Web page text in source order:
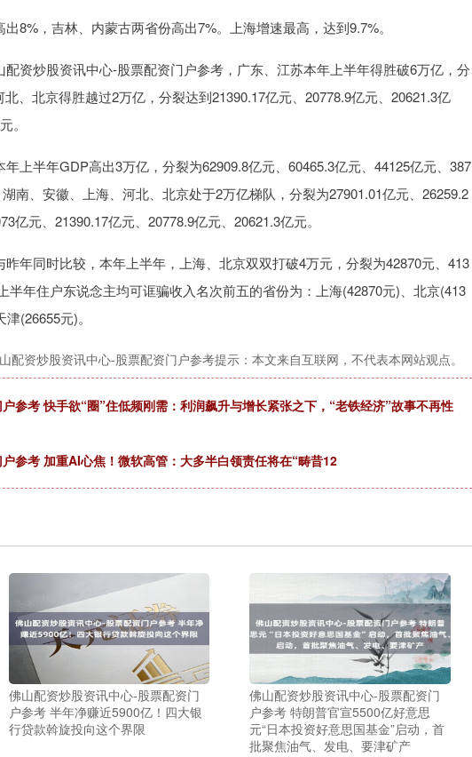
8%，吉林、内蒙古两省份高出7%。上海增速最高，达到9.7%。
资炒股资讯中心-股票配资门户参考，广东、江苏本年上半年得胜破6万亿，分
、北京得胜越过2万亿，分裂达到21390.17亿元、20778.9亿元、20621.3亿
。
上半年GDP高出3万亿，分裂为62909.8亿元、60465.3亿元、44125亿元、387
南、安徽、上海、河北、北京处于2万亿梯队，分裂为27901.01亿元、26259.2
亿元、21390.17亿元、20778.9亿元、20621.3亿元。
年同时比较，本年上半年，上海、北京双双打破4万元，分裂为42870元、413
半年住户东说念主均可诓骗收入名次前五的省份为：上海(42870元)、北京(413
(26655元)。
配资炒股资讯中心-股票配资门户参考提示：本文来自互联网，不代表本网站观点。
参考 快手欲“圈”住低频刚需：利润飙升与增长紧张之下，“老铁经济”故事不再性
参考 加重AI心焦！微软高管：大多半白领责任将在“畴昔12
佛山配资炒股资讯中心-股票配资门
户参考 半年净赚近5900亿！四大银
行贷款斡旋投向这个界限
佛山配资炒股资讯中心-股票配资门
户参考 特朗普官宣5500亿好意思
元“日本投资好意思国基金”启动，首
批聚焦油气、发电、要津矿产